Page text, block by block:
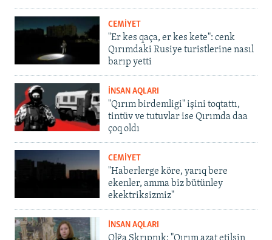
CEMİYET
"Er kes qaça, er kes kete": cenk
Qırımdaki Rusiye turistlerine nasıl
barıp yetti
İNSAN AQLARI
"Qırım birdemligi" işini toqtattı,
tintüv ve tutuvlar ise Qırımda daa
çoq oldı
CEMİYET
"Haberlerge köre, yarıq bere
ekenler, amma biz bütünley
ekektriksizmiz"
İNSAN AQLARI